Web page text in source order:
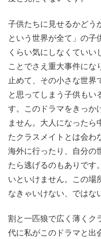
子供たちに見せるかどう
という世界が全て」の子
くらい気にしなくていい
ことでさえ重大事件にな
止めて、その小さな世界
と思ってしまう子供もい
す。このドラマをきっか
ません。大人になったら
たクラスメイトとは会わ
海外に行ったり、自分の
たら逃げるのもありです
いといけません。この場
なきゃいけない、ではな
割と一匹狼で広く薄くク
代に私がこのドラマと